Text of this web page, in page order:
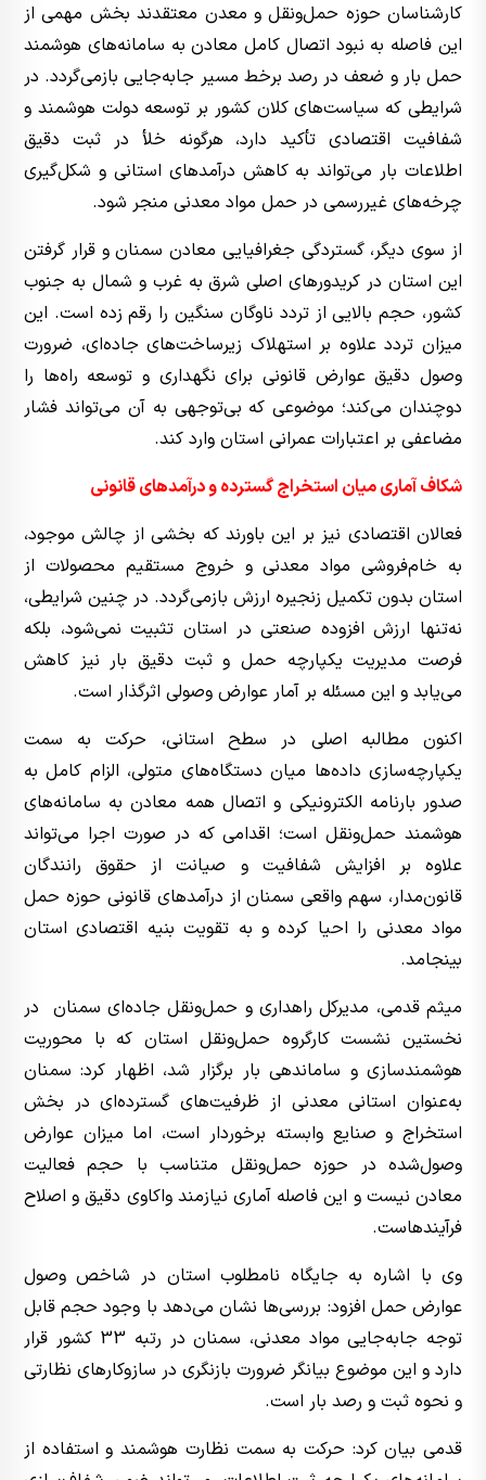
کارشناسان حوزه حمل‌ونقل و معدن معتقدند بخش مهمی از
این فاصله به نبود اتصال کامل معادن به سامانه‌های هوشمند
حمل بار و ضعف در رصد برخط مسیر جابه‌جایی بازمی‌گردد. در
شرایطی که سیاست‌های کلان کشور بر توسعه دولت هوشمند و
شفافیت اقتصادی تأکید دارد، هرگونه خلأ در ثبت دقیق
اطلاعات بار می‌تواند به کاهش درآمدهای استانی و شکل‌گیری
چرخه‌های غیررسمی در حمل مواد معدنی منجر شود.
از سوی دیگر، گستردگی جغرافیایی معادن سمنان و قرار گرفتن
این استان در کریدورهای اصلی شرق به غرب و شمال به جنوب
کشور، حجم بالایی از تردد ناوگان سنگین را رقم زده است. این
میزان تردد علاوه بر استهلاک زیرساخت‌های جاده‌ای، ضرورت
وصول دقیق عوارض قانونی برای نگهداری و توسعه راه‌ها را
دوچندان می‌کند؛ موضوعی که بی‌توجهی به آن می‌تواند فشار
مضاعفی بر اعتبارات عمرانی استان وارد کند.
شکاف آماری میان استخراج گسترده و درآمدهای قانونی
فعالان اقتصادی نیز بر این باورند که بخشی از چالش موجود،
به خام‌فروشی مواد معدنی و خروج مستقیم محصولات از
استان بدون تکمیل زنجیره ارزش بازمی‌گردد. در چنین شرایطی،
نه‌تنها ارزش افزوده صنعتی در استان تثبیت نمی‌شود، بلکه
فرصت مدیریت یکپارچه حمل و ثبت دقیق بار نیز کاهش
می‌یابد و این مسئله بر آمار عوارض وصولی اثرگذار است.
اکنون مطالبه اصلی در سطح استانی، حرکت به سمت
یکپارچه‌سازی داده‌ها میان دستگاه‌های متولی، الزام کامل به
صدور بارنامه الکترونیکی و اتصال همه معادن به سامانه‌های
هوشمند حمل‌ونقل است؛ اقدامی که در صورت اجرا می‌تواند
علاوه بر افزایش شفافیت و صیانت از حقوق رانندگان
قانون‌مدار، سهم واقعی سمنان از درآمدهای قانونی حوزه حمل
مواد معدنی را احیا کرده و به تقویت بنیه اقتصادی استان
بینجامد.
میثم قدمی، مدیرکل راهداری و حمل‌ونقل جاده‌ای سمنان در
نخستین نشست کارگروه حمل‌ونقل استان که با محوریت
هوشمندسازی و ساماندهی بار برگزار شد، اظهار کرد: سمنان
به‌عنوان استانی معدنی از ظرفیت‌های گسترده‌ای در بخش
استخراج و صنایع وابسته برخوردار است، اما میزان عوارض
وصول‌شده در حوزه حمل‌ونقل متناسب با حجم فعالیت
معادن نیست و این فاصله آماری نیازمند واکاوی دقیق و اصلاح
فرآیندهاست.
وی با اشاره به جایگاه نامطلوب استان در شاخص وصول
عوارض حمل افزود: بررسی‌ها نشان می‌دهد با وجود حجم قابل
توجه جابه‌جایی مواد معدنی، سمنان در رتبه 33 کشور قرار
دارد و این موضوع بیانگر ضرورت بازنگری در سازوکارهای نظارتی
و نحوه ثبت و رصد بار است.
قدمی بیان کرد: حرکت به سمت نظارت هوشمند و استفاده از